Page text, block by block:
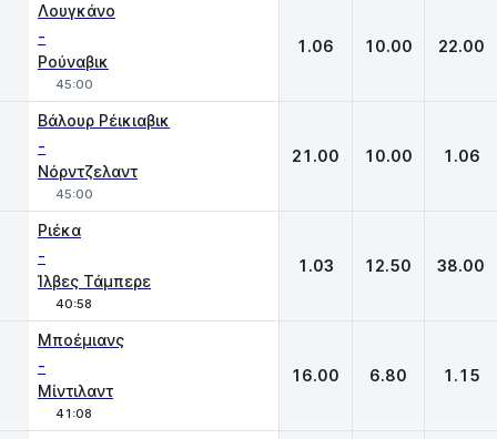
Λουγκάνο
-
Ρούναβικ
45:00
1.06 10.00 22.00
Βάλουρ Ρέικιαβικ
-
Νόρντζελαντ
45:00
21.00 10.00 1.06
Ριέκα
-
Ίλβες Τάμπερε
40:58
1.03 12.50 38.00
Μποέμιανς
-
Μίντιλαντ
41:08
16.00 6.80 1.15